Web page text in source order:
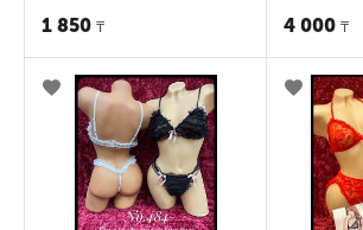
1 850 ₸ 4 000 ₸